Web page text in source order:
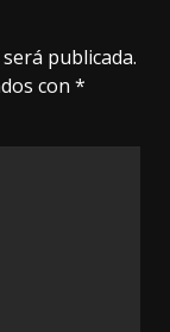
publicada.
con *